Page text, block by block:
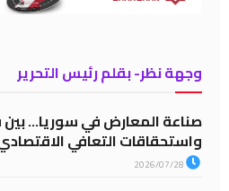
وجهة نظر- بقلم رئيس التحرير
صناعة المعارض في سوريا…
واستحقاقات التعافي